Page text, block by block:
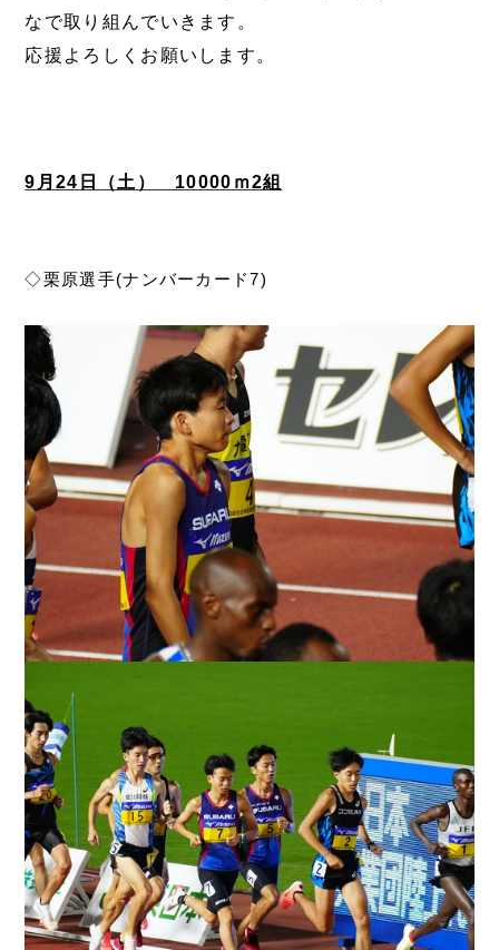
なで取り組んでいきます。
応援よろしくお願いします。
9月24日（土） 10000ｍ2組
◇栗原選手(ナンバーカード7)